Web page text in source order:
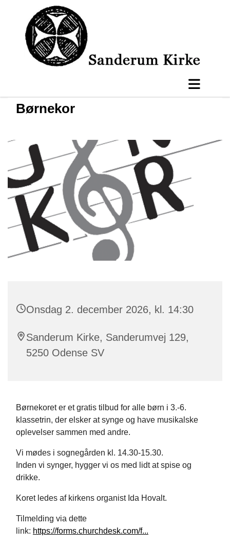
Børnekor
Onsdag 2. december 2026, kl. 14:30
Sanderum Kirke, Sanderumvej 129,
5250 Odense SV
Børnekoret er et gratis tilbud for alle børn i 3.-6.
klassetrin, der elsker at synge og have musikalske
oplevelser sammen med andre.
Vi mødes i sognegården kl. 14.30-15.30.
Inden vi synger, hygger vi os med lidt at spise og
drikke.
Koret ledes af kirkens organist Ida Hovalt.
Tilmelding via dette
link: https://forms.churchdesk.com/f...